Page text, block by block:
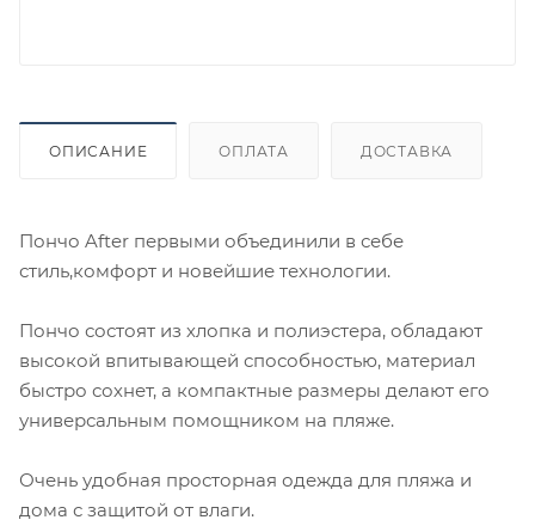
ОПИСАНИЕ ОПЛАТА ДОСТАВКА
Пончо After первыми объединили в себе
стиль,комфорт и новейшие технологии.
Пончо состоят из хлопка и полиэстера, обладают
высокой впитывающей способностью, материал
быстро сохнет, а компактные размеры делают его
универсальным помощником на пляже.
Очень удобная просторная одежда для пляжа и
дома с защитой от влаги.